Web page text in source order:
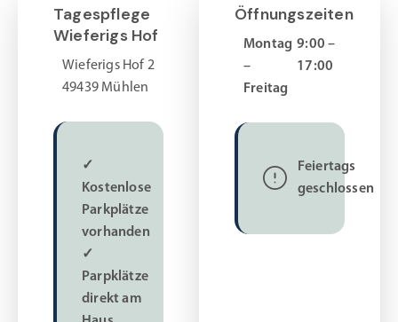
Tagespflege
Wieferigs Hof
Wieferigs Hof 2
49439 Mühlen
✓
Kostenlose
Parkplätze
vorhanden
✓
Parpklätze
direkt am
Öffnungszeiten
Montag
–
Freitag
9:00 –
17:00
Feiertags
geschlossen